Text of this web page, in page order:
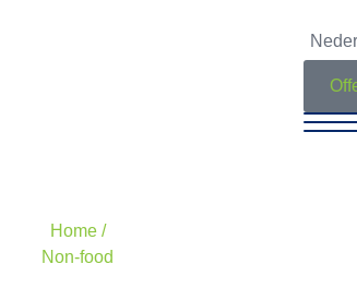
Home /
Non-food